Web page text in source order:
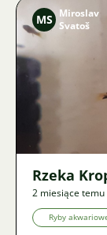
MS Miroslav
Svatoš
Rzeka
2 miesiące temu
Ryby